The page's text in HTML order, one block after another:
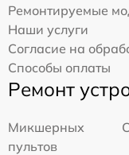
Ремонтируемые
Наши услуги
Согласие на
Способы оплаты
Ремонт
Микшерных
пультов